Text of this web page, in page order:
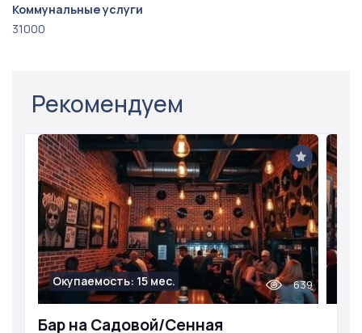
Коммунальные услуги
31000
Рекомендуем
Бар на Садовой/Сенная
Окупаемость: 15 мес. 639